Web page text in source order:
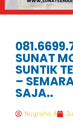
SUNAT
SUNTIK
–
SAJA..
Nugroho A